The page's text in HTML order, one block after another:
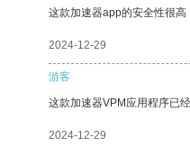
这款加速器app的安全性很高
2024-12-29
游客
这款加速器VPM应用程序已
2024-12-29